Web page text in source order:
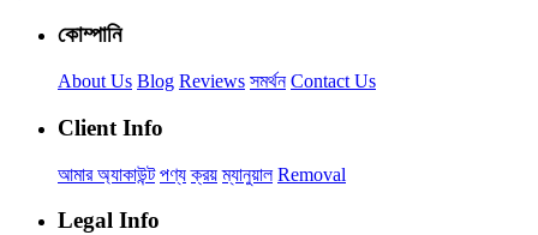
কোম্পানি
About Us Blog Reviews সমর্থন Contact Us
Client Info
আমার অ্যাকাউন্ট পণ্য ক্রয় ম্যানুয়াল Removal
Legal Info